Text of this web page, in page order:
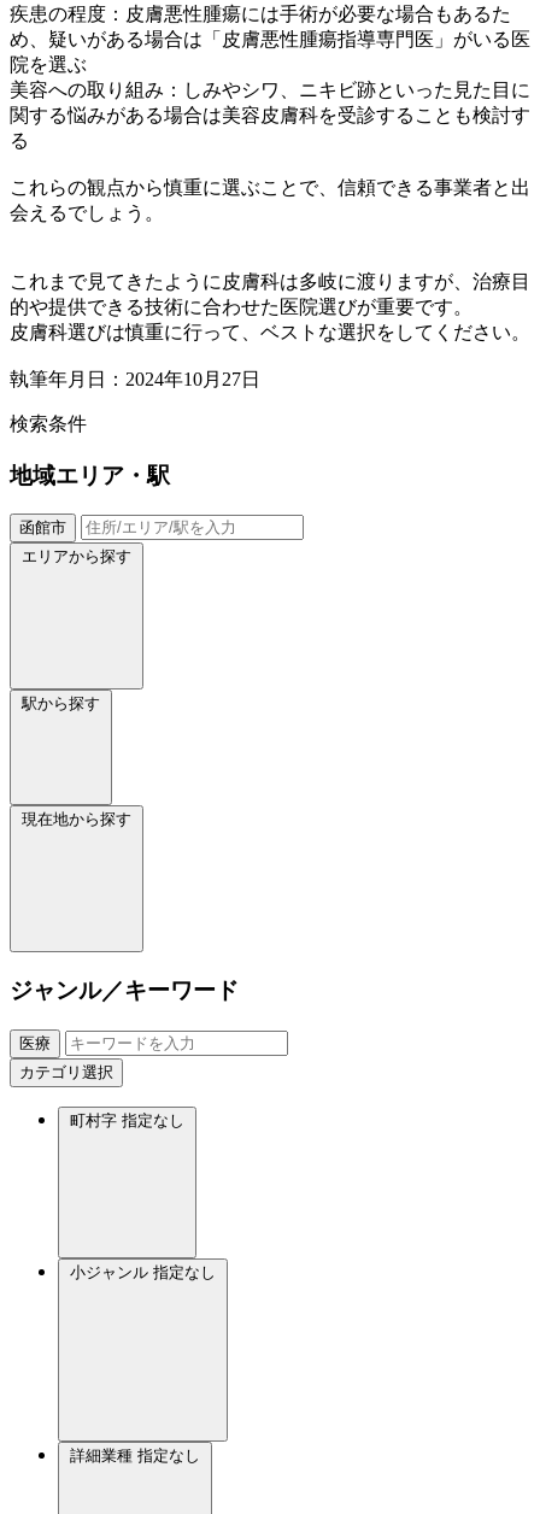
疾患の程度：皮膚悪性腫瘍には手術が必要な場合もあるた
め、疑いがある場合は「皮膚悪性腫瘍指導専門医」がいる医
院を選ぶ
美容への取り組み：しみやシワ、ニキビ跡といった見た目に
関する悩みがある場合は美容皮膚科を受診することも検討す
る
これらの観点から慎重に選ぶことで、信頼できる事業者と出
会えるでしょう。
これまで見てきたように皮膚科は多岐に渡りますが、治療目
的や提供できる技術に合わせた医院選びが重要です。
皮膚科選びは慎重に行って、ベストな選択をしてください。
執筆年月日：2024年10月27日
検索条件
地域エリア・駅
函館市
エリアから探す
駅から探す
現在地から探す
ジャンル／キーワード
医療
カテゴリ選択
町村字 指定なし
小ジャンル 指定なし
詳細業種 指定なし